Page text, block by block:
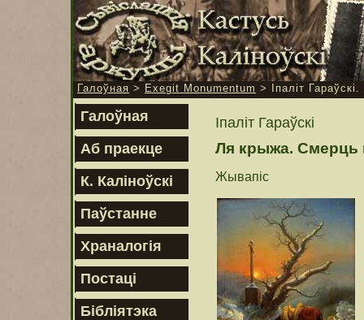
Галоўная > Exegit Monumentum > Іпаліт
Галоўная
Аб праекце
К. Каліноўскі
Паўстанне
Храналогія
Постаці
Бібліятэка
Іпаліт Гараўскі
Ля крыжа. Смерць
Жывапіс